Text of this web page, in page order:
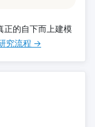
正的自下而上建模
究流程 →